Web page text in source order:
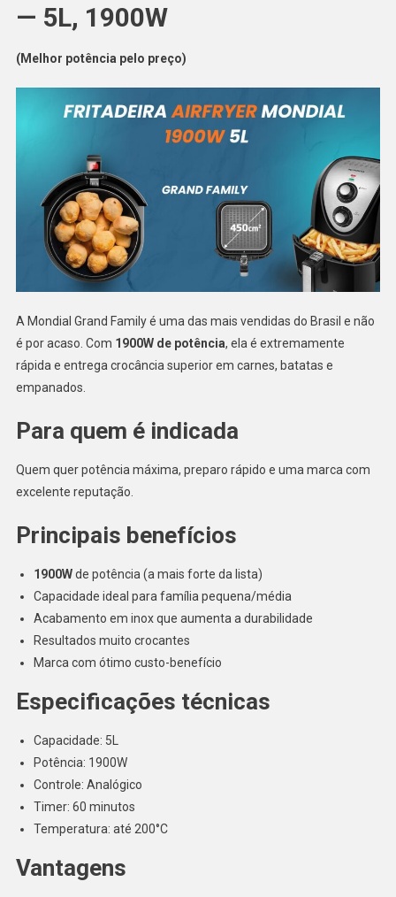
— 5L, 1900W
(Melhor potência pelo preço)
A Mondial Grand Family é uma das mais vendidas do Brasil e não
é por acaso. Com 1900W de potência, ela é extremamente
rápida e entrega crocância superior em carnes, batatas e
empanados.
Para quem é indicada
Quem quer potência máxima, preparo rápido e uma marca com
excelente reputação.
Principais benefícios
1900Wde potência (a mais forte da lista)
Capacidade ideal para família pequena/média
Acabamento em inox que aumenta a durabilidade
Resultados muito crocantes
Marca com ótimo custo-benefício
Especificações técnicas
Capacidade: 5L
Potência: 1900W
Controle: Analógico
Timer: 60 minutos
Temperatura: até 200°C
Vantagens